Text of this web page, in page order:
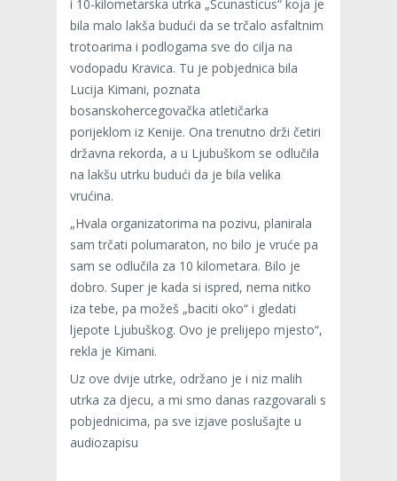
i 10-kilometarska utrka „Scunasticus“ koja je
bila malo lakša budući da se trčalo asfaltnim
trotoarima i podlogama sve do cilja na
vodopadu Kravica. Tu je pobjednica bila
Lucija Kimani, poznata
bosanskohercegovačka atletičarka
porijeklom iz Kenije. Ona trenutno drži četiri
državna rekorda, a u Ljubuškom se odlučila
na lakšu utrku budući da je bila velika
vrućina.
„Hvala organizatorima na pozivu, planirala
sam trčati polumaraton, no bilo je vruće pa
sam se odlučila za 10 kilometara. Bilo je
dobro. Super je kada si ispred, nema nitko
iza tebe, pa možeš „baciti oko“ i gledati
ljepote Ljubuškog. Ovo je prelijepo mjesto“,
rekla je Kimani.
Uz ove dvije utrke, održano je i niz malih
utrka za djecu, a mi smo danas razgovarali s
pobjednicima, pa sve izjave poslušajte u
audiozapisu